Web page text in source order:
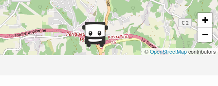
+
−
© OpenStreetMap contributors